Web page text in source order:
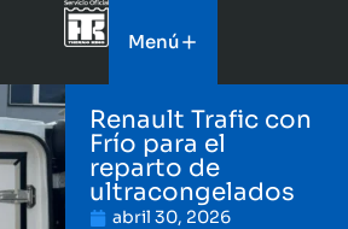
Menú
Renault Trafic con
Frío para el
reparto de
ultracongelados
abril 30, 2026